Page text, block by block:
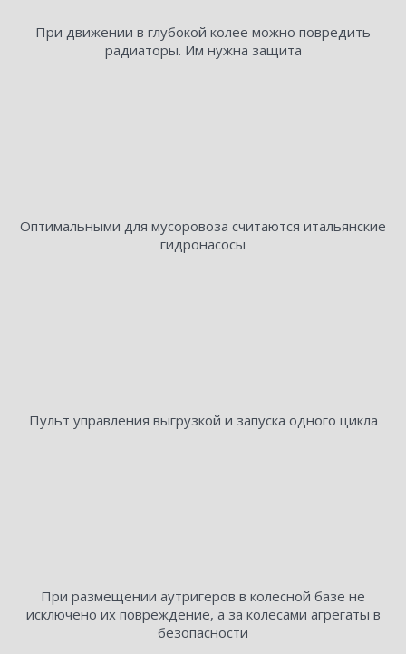
При движении в глубокой колее можно повредить
радиаторы. Им нужна защита
Оптимальными для мусоровоза считаются итальянские
гидронасосы
Пульт управления выгрузкой и запуска одного цикла
При размещении аутригеров в колесной базе не
исключено их повреждение, а за колесами агрегаты в
безопасности